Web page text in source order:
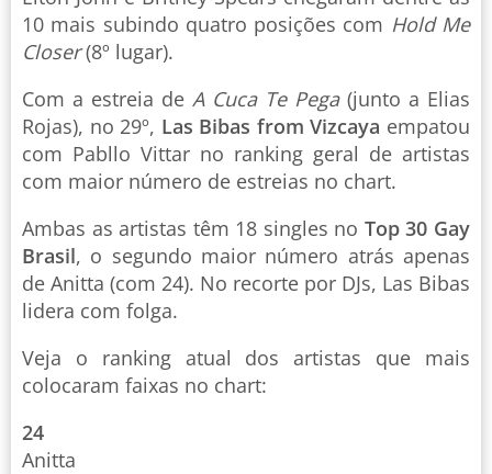
10 mais subindo quatro posições com Hold Me
Closer(8º lugar).
Com a estreia de A Cuca Te Pega(junto a Elias
Rojas), no 29º, Las Bibas from Vizcaya empatou
com Pabllo Vittar no ranking geral de artistas
com maior número de estreias no chart.
Ambas as artistas têm 18 singles no Top 30 Gay
Brasil, o segundo maior número atrás apenas
de Anitta (com 24). No recorte por DJs, Las Bibas
lidera com folga.
Veja o ranking atual dos artistas que mais
colocaram faixas no chart:
24
Anitta